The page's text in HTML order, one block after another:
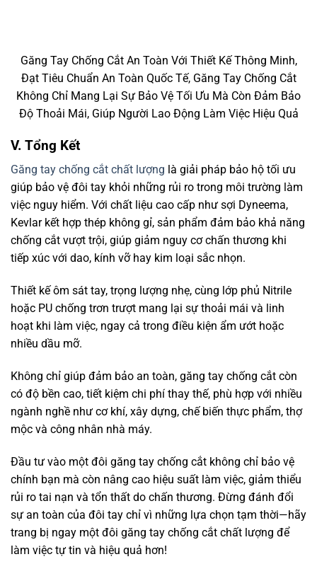
Găng Tay Chống Cắt An Toàn Với Thiết Kế Thông Minh,
Đạt Tiêu Chuẩn An Toàn Quốc Tế, Găng Tay Chống Cắt
Không Chỉ Mang Lại Sự Bảo Vệ Tối Ưu Mà Còn Đảm Bảo
Độ Thoải Mái, Giúp Người Lao Động Làm Việc Hiệu Quả
V. Tổng Kết
Găng tay chống cắt chất lượng là giải pháp bảo hộ tối ưu
giúp bảo vệ đôi tay khỏi những rủi ro trong môi trường làm
việc nguy hiểm. Với chất liệu cao cấp như sợi Dyneema,
Kevlar kết hợp thép không gỉ, sản phẩm đảm bảo khả năng
chống cắt vượt trội, giúp giảm nguy cơ chấn thương khi
tiếp xúc với dao, kính vỡ hay kim loại sắc nhọn.
Thiết kế ôm sát tay, trọng lượng nhẹ, cùng lớp phủ Nitrile
hoặc PU chống trơn trượt mang lại sự thoải mái và linh
hoạt khi làm việc, ngay cả trong điều kiện ẩm ướt hoặc
nhiều dầu mỡ.
Không chỉ giúp đảm bảo an toàn, găng tay chống cắt còn
có độ bền cao, tiết kiệm chi phí thay thế, phù hợp với nhiều
ngành nghề như cơ khí, xây dựng, chế biến thực phẩm, thợ
mộc và công nhân nhà máy.
Đầu tư vào một đôi găng tay chống cắt không chỉ bảo vệ
chính bạn mà còn nâng cao hiệu suất làm việc, giảm thiểu
rủi ro tai nạn và tổn thất do chấn thương. Đừng đánh đổi
sự an toàn của đôi tay chỉ vì những lựa chọn tạm thời—hãy
trang bị ngay một đôi găng tay chống cắt chất lượng để
làm việc tự tin và hiệu quả hơn!